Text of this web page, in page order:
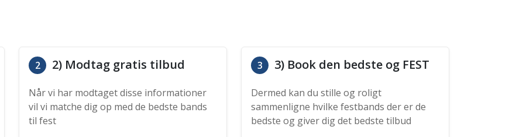
2 2) Modtag gratis tilbud
Når vi har modtaget disse informationer
vil vi matche dig op med de bedste bands
til fest
3 3) Book den bedste og FEST
Dermed kan du stille og roligt
sammenligne hvilke festbands der er de
bedste og giver dig det bedste tilbud